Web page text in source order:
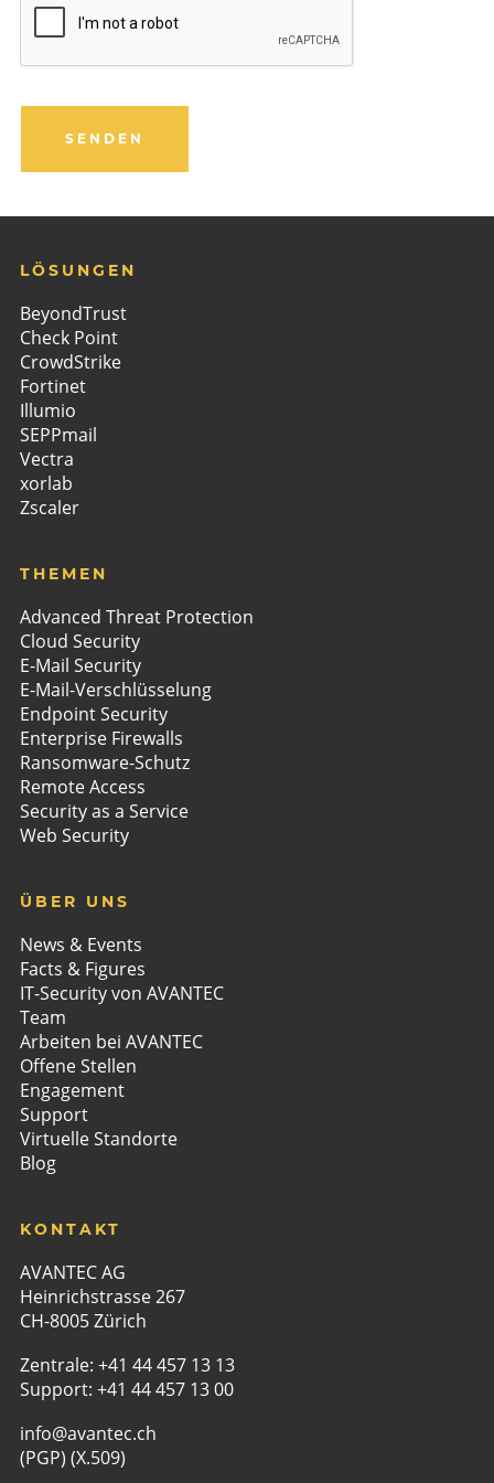
SENDEN
LÖSUNGEN
BeyondTrust
Check Point
CrowdStrike
Fortinet
Illumio
SEPPmail
Vectra
xorlab
Zscaler
THEMEN
Advanced Threat Protection
Cloud Security
E-Mail Security
E-Mail-Verschlüsselung
Endpoint Security
Enterprise Firewalls
Ransomware-Schutz
Remote Access
Security as a Service
Web Security
ÜBER UNS
News & Events
Facts & Figures
IT-Security von AVANTEC
Team
Arbeiten bei AVANTEC
Offene Stellen
Engagement
Support
Virtuelle Standorte
Blog
KONTAKT
AVANTEC AG
Heinrichstrasse 267
CH-8005 Zürich
Zentrale: +41 44 457 13 13
Support: +41 44 457 13 00
info@avantec.ch
(PGP) (X.509)